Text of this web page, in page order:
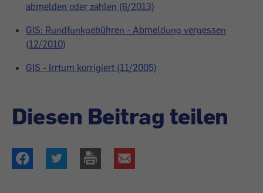
abmelden oder zahlen (6/2013)
GIS: Rundfunkgebühren - Abmeldung vergessen
(12/2010)
GIS - Irrtum korrigiert (11/2005)
Diesen Beitrag teilen